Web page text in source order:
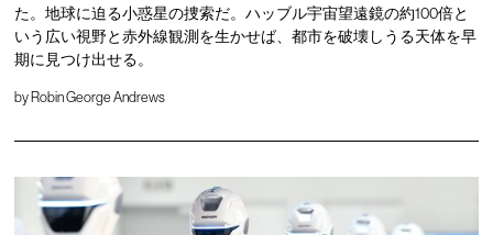
た。地球に迫る小惑星の捜索だ。ハッブル宇宙望遠鏡の約100倍と
いう広い視野と赤外線観測を生かせば、都市を破壊しうる天体を早
期に見つけ出せる。
by Robin George Andrews